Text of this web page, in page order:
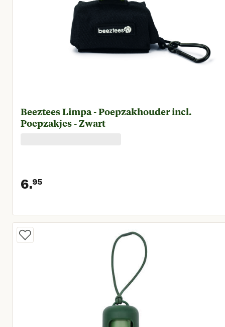
Beeztees Limpa - Poepzakhouder incl.
Poepzakjes - Zwart
6.95
Huidige prijs € 6,95